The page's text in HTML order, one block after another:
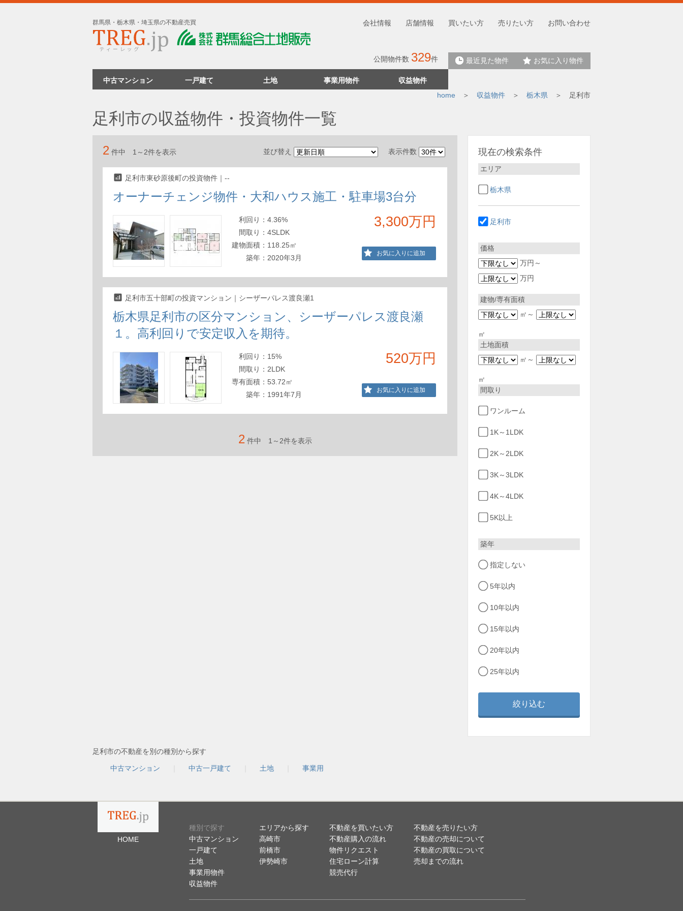
群馬県・栃木県・埼玉県の不動産売買 会社情報 店舗情報 買いたい方 売りたい方 お問い合わせ
公開物件数 329件 最近見た物件 お気に入り物件
中古マンション 一戸建て 土地 事業用物件
収益物件
home
収益物件 栃木県 足利市
足利市の収益物件・投資物件一覧
2 件中 1～2件を表示 並び替え 表示件数
analytics 足利市東砂原後町の投資物件｜--
オーナーチェンジ物件・大和ハウス施工・駐車場3台分
利回 り ： 4.36%
間取 り ： 4SLDK
建物面積 ： 118.25㎡
築年： 2020年3月
3,300万円
お気に入りに追加
analytics 足利市五十部町の投資マンション｜シーザーパレス渡良瀬1
栃木県足利市の区分マンション、シーザーパレス渡良瀬
１。高利回りで安定収入を期待。
利回 り ： 15%
間取 り ： 2LDK
専有面積 ： 53.72㎡
築年： 1991年7月
520万円
お気に入りに追加
2 件中 1～2件を表示
現在の検索条件
エリア
栃木県
足利市
価格
万円～
万円
建物/専有面積
㎡～
㎡
土地面積
㎡～
㎡
間取り
ワンルーム
1K～1LDK
2K～2LDK
3K～3LDK
4K～4LDK
5K以上
築年
指定しない
5年以内
10年以内
15年以内
20年以内
25年以内
足利市の不動産を別の種別から探す
中古マンション 中古一戸建て 土地 事業用
HOME
種別で探す
中古マンション
一戸建て
土地
事業用物件
収益物件
エリアから探す
高崎市
前橋市
伊勢崎市
不動産を買いたい方
不動産購入の流れ
物件リクエスト
住宅ローン計算
競売代行
不動産を売りたい方
不動産の売却について
不動産の買取について
売却までの流れ